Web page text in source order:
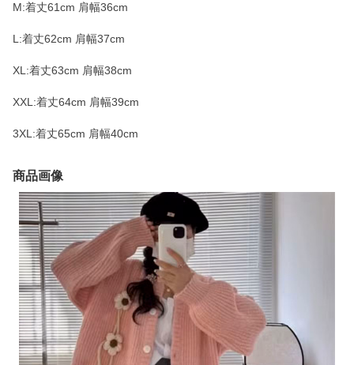
M:着丈61cm 肩幅36cm
L:着丈62cm 肩幅37cm
XL:着丈63cm 肩幅38cm
XXL:着丈64cm 肩幅39cm
3XL:着丈65cm 肩幅40cm
商品画像